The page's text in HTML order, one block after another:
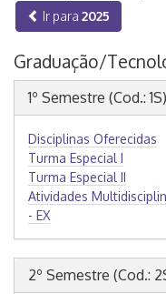
Ir para 2025
Graduação/
1º Semestre (Cod.: 1S)
Disciplinas Oferecidas
Turma Especial I
Turma Especial II
Atividades
- EX
2º Semestre (Cod.: